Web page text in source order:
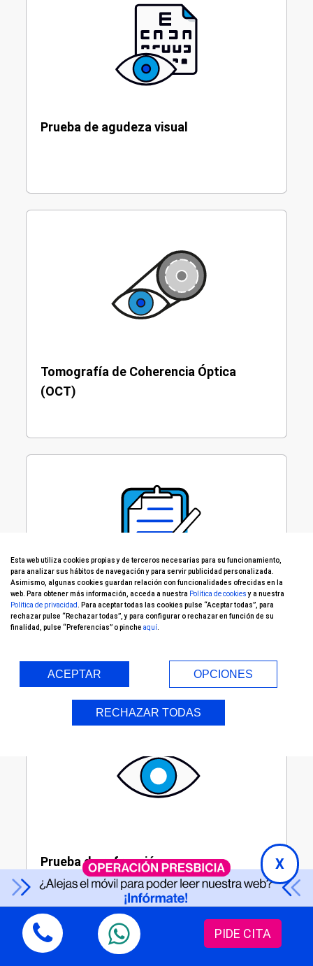
Prueba de agudeza visual
Tomografía de Coherencia Óptica
(OCT)
Campo visual 24/2 y 10/2
Prueba de refracción
Esta web utiliza cookies propias y de terceros necesarias para su funcionamiento,
para analizar sus hábitos de navegación y para servir publicidad personalizada.
Asimismo, algunas cookies guardan relación con funcionalidades ofrecidas en la
web. Para obtener más información, acceda a nuestra Política de cookiesy a nuestra
Política de privacidad
. Para aceptar todas las cookies pulse “Aceptar todas”, para
rechazar pulse “Rechazar todas”, y para configurar o rechazar en función de su
finalidad, pulse “Preferencias” o pinche aquí
ACEPTAR OPCIONES
RECHAZAR TODAS
X
PIDE CITA